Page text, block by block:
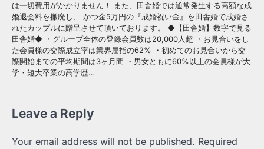
は一切費用がかかりません！ また、田舎婚では通常発生する高額な成
婚退会料を撤廃し、 かつ金5万円の『成婚祝い金』を田舎婚で成婚さ
れたカップルに贈呈させて頂いております。 ◆【田舎婚】数字で見る
田舎婚◆ ・グループ全体の登録会員数は20,000人超 ・お見合いをし
た会員様の交際成立率は業界屈指の62% ・初めてのお見合いから交
際開始までの平均期間は3ヶ月間 ・男女ともに60%以上の会員様が大
学・短大卒業の高学歴…
Leave a Reply
Your email address will not be published. Required